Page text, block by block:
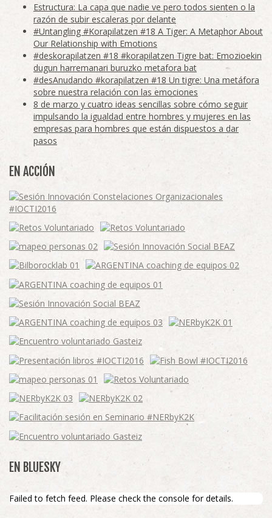
Estructura: La capa que nadie ve pero todos sienten o la
razón de subir escaleras por delante
#Untangling #Korapilatzen #18 A Tiger: A Metaphor About
Our Relationship with Emotions
#deskorapilatzen #18 #korapilatzen Tigre bat: Emozioekin
dugun harremanari buruzko metafora bat
#desAnudando #korapilatzen #18 Un tigre: Una metáfora
sobre nuestra relación con las emociones
8 de marzo y cuatro ideas sencillas sobre cómo seguir
impulsando la igualdad entre hombres y mujeres en las
empresas para hombres que están dispuestos a dar
pasos
EN ACCIÓN
EN BLUESKY
Failed to fetch feed. Please check the console for details.